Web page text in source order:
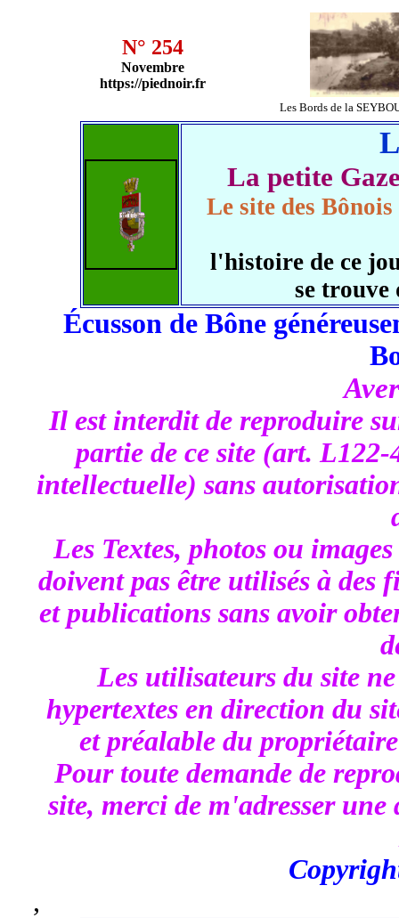
N° 254
Novembre
https://piednoir.fr
Les Bords de la
La petite
Le site des
l'histoire de ce
se trouve
Écusson de Bône
Il est interdit de reproduire
partie de ce site (art.
intellectuelle) sans
Les Textes, photos ou
doivent pas être utilisés à des
et publications sans avoir
Les utilisateurs du site
hypertextes en direction du
et préalable du
Pour toute demande de
site, merci de m'adresser
,